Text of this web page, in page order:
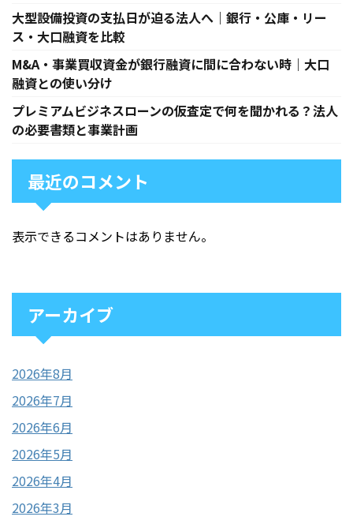
大型設備投資の支払日が迫る法人へ｜銀行・公庫・リー
ス・大口融資を比較
M&A・事業買収資金が銀行融資に間に合わない時｜大口
融資との使い分け
プレミアムビジネスローンの仮査定で何を聞かれる？法人
の必要書類と事業計画
最近のコメント
表示できるコメントはありません。
アーカイブ
2026年8月
2026年7月
2026年6月
2026年5月
2026年4月
2026年3月